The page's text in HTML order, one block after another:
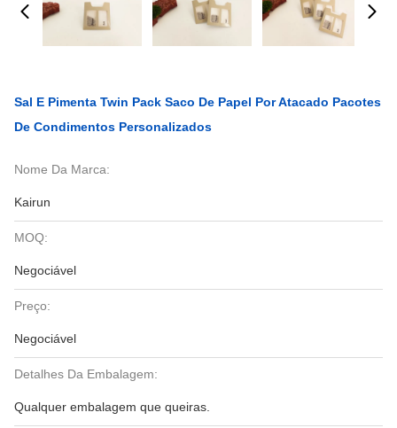
Sal E Pimenta Twin Pack Saco De Papel Por Atacado Pacotes
De Condimentos Personalizados
Nome Da Marca:
Kairun
MOQ:
Negociável
Preço:
Negociável
Detalhes Da Embalagem:
Qualquer embalagem que queiras.